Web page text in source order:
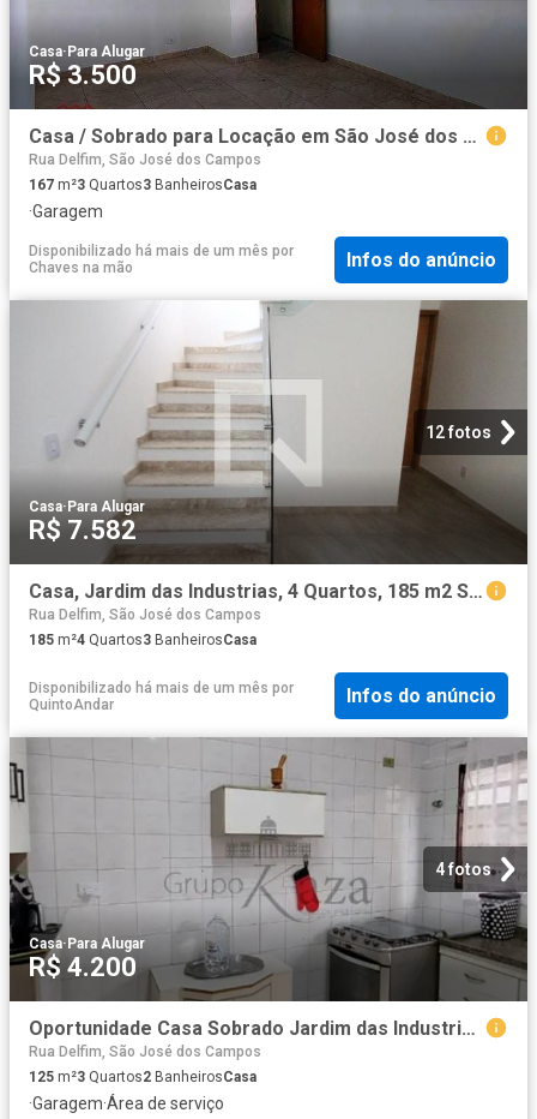
Casa·Para Alugar
R$ 3.500
Casa / Sobrado para Locação em São José dos Campos/SP Jardim das Indústrias 3 Quartos
Rua Delfim, São José dos Campos
167 m²3 Quartos3 BanheirosCasa
·Garagem
Disponibilizado há mais de um mês por
Chaves na mão
Infos do anúncio
12 fotos
Casa· Para Alugar
R$ 7.582
Casa, Jardim das Industrias, 4 Quartos, 185 m2 São José dos Campos
Rua Delfim, São José dos Campos
185 m²4 Quartos3 BanheirosCasa
Disponibilizado há mais de um mês por
QuintoAndar
Infos do anúncio
4 fotos
Casa·Para Alugar
R$ 4.200
Oportunidade Casa Sobrado Jardim das Industrias 3 Dormitórios 125m²
Rua Delfim, São José dos Campos
125 m²3 Quartos2 BanheirosCasa
·Garagem·Área de serviço